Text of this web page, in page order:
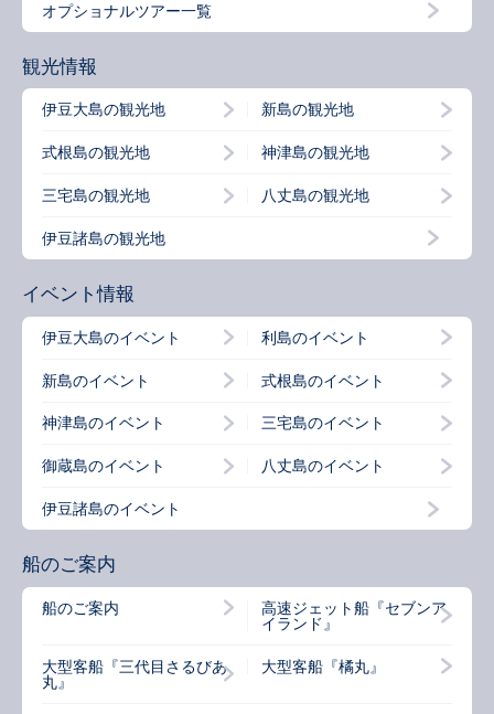
オプショナルツアー一覧
観光情報
伊豆大島の観光地 新島の観光地
式根島の観光地 神津島の観光地
三宅島の観光地 八丈島の観光地
伊豆諸島の観光地
イベント情報
伊豆大島のイベント 利島のイベント
新島のイベント 式根島のイベント
神津島のイベント 三宅島のイベント
御蔵島のイベント 八丈島のイベント
伊豆諸島のイベント
船のご案内
船のご案内
高速ジェット船『セブンア
イランド』
大型客船『三代目さるびあ
丸』
大型客船『橘丸』